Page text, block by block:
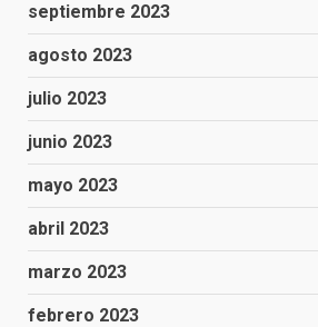
septiembre 2023
agosto 2023
julio 2023
junio 2023
mayo 2023
abril 2023
marzo 2023
febrero 2023